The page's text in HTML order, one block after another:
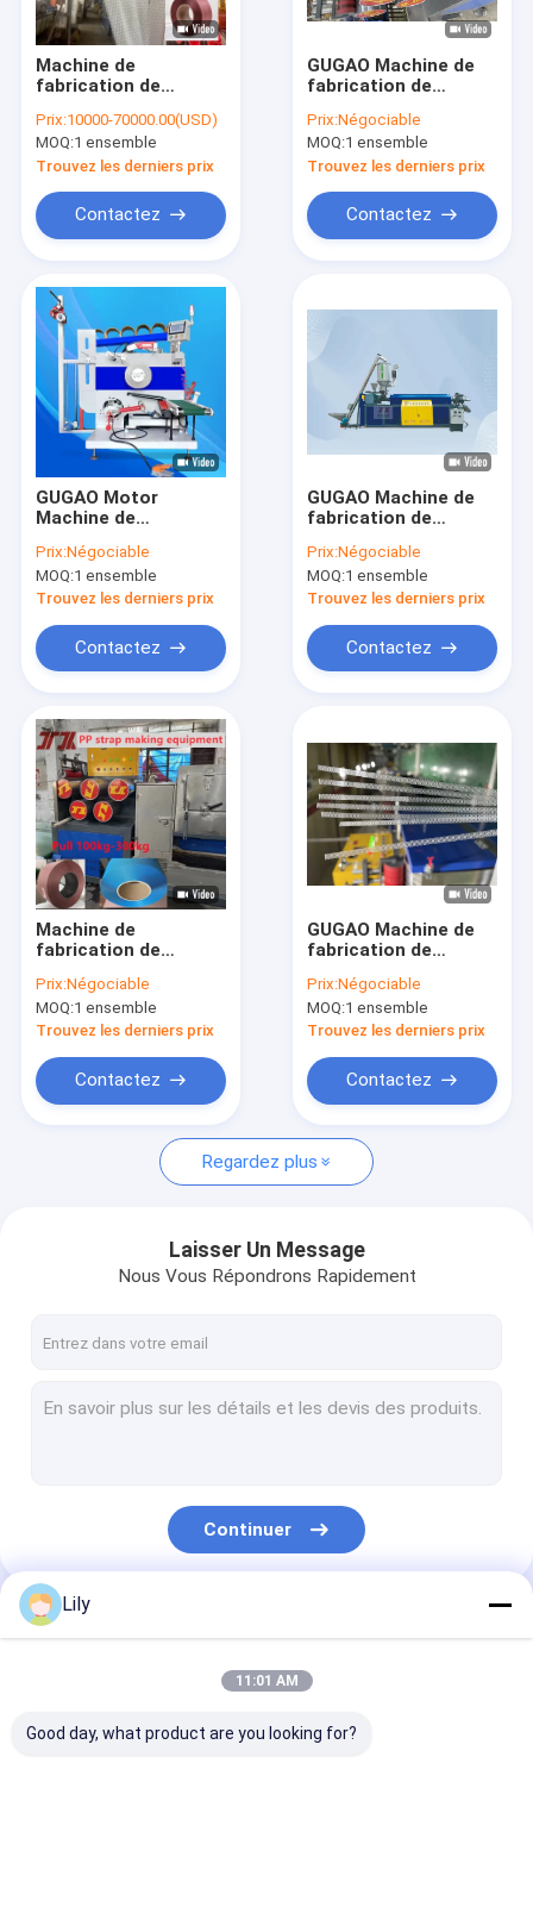
Produits
Le spectacle VR
À propos de nous
Visite de l'usine
Nous contacter
Nouvelles
Machine de fabrication de sangles en PET
Ligne d'extrusion de bandes de sangle PP
Courroie d'emballage d'ANIMAL FAMILIER
Ceinture d'emballage PP
Machine de
fabrication de
polypropylène PP,
machine de
fabrication de
cerclage avec
contrôle PLC
Prix:10000-70000.00(USD)
MOQ:1 ensemble
Trouvez les derniers prix
Contactez
GUGAO Machine de
fabrication de
les matériaux
d'emballage
Prix:Négociable
MOQ:1 ensemble
Trouvez les derniers prix
Contactez
GUGAO Motor
Machine de
sangles en PP pour
les matériaux
d'emballage en PP
enroulement
entièrement
mm)
Prix:Négociable
MOQ:1 ensemble
Trouvez les derniers prix
Contactez
GUGAO Machine de
fabrication de
les matériaux
d'emballage
Prix:Négociable
MOQ:1 ensemble
Trouvez les derniers prix
Contactez
Machine de
fabrication de
kW avec une vitesse
de fonctionnement
de 260 à 300 m/min
Prix:Négociable
MOQ:1 ensemble
Trouvez les derniers prix
Contactez
GUGAO Machine de
fabrication de
les matériaux
d'emballage
Prix:Négociable
MOQ:1 ensemble
Trouvez les derniers prix
Contactez
Regardez plus
Laisser Un Message
Nous Vous Répondrons Rapidement
Continuer
Nos Catégories
Lily
11:01 AM
Good day, what product are you looking for?